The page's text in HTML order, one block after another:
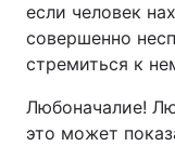
если человек
совершенно
стремиться к
Любоначалие!
это может